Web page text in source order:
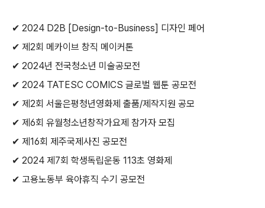
✔ 2024 D2B [Design-to-Business] 디자인 페어
✔ 제2회 메카이브 창직 메이커톤
✔ 2024년 전국청소년 미술공모전
✔ 2024 TATESC COMICS 글로벌 웹툰 공모전
✔ 제2회 서울은평청년영화제 출품/제작지원 공모
✔ 제6회 유월청소년창작가요제 참가자 모집
✔ 제16회 제주국제사진 공모전
✔ 2024 제7회 학생독립운동 113초 영화제
✔ 고용노동부 육아휴직 수기 공모전